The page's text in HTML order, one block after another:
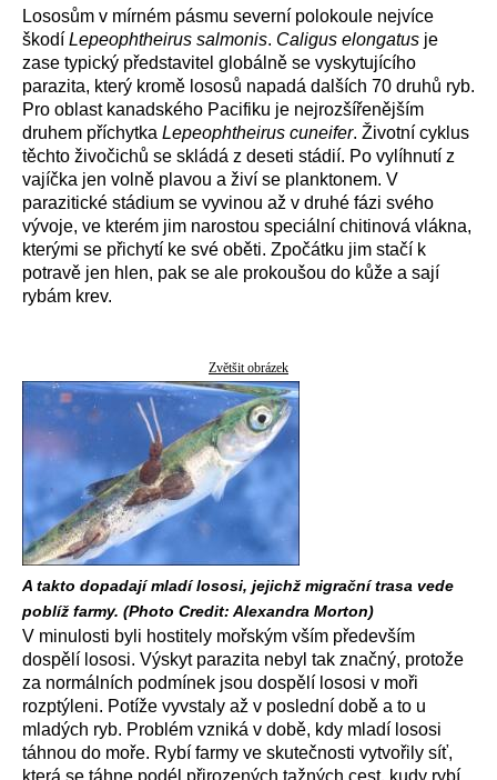
Lososům v mírném pásmu severní polokoule nejvíce
škodí Lepeophtheirus salmonis. Caligus elongatus je
zase typický představitel globálně se vyskytujícího
parazita, který kromě lososů napadá dalších 70 druhů ryb.
Pro oblast kanadského Pacifiku je nejrozšířenějším
druhem příchytka Lepeophtheirus cuneifer. Životní cyklus
těchto živočichů se skládá z deseti stádií. Po vylíhnutí z
vajíčka jen volně plavou a živí se planktonem. V
parazitické stádium se vyvinou až v druhé fázi svého
vývoje, ve kterém jim narostou speciální chitinová vlákna,
kterými se přichytí ke své oběti. Zpočátku jim stačí k
potravě jen hlen, pak se ale prokoušou do kůže a sají
rybám krev.
Zvětšit obrázek
A takto dopadají mladí lososi, jejichž migrační trasa vede
poblíž farmy. (Photo Credit: Alexandra Morton)
V minulosti byli hostitely mořským vším především
dospělí lososi. Výskyt parazita nebyl tak značný, protože
za normálních podmínek jsou dospělí lososi v moři
rozptýleni. Potíže vyvstaly až v poslední době a to u
mladých ryb. Problém vzniká v době, kdy mladí lososi
táhnou do moře. Rybí farmy ve skutečnosti vytvořily síť,
která se táhne podél přirozených tažných cest, kudy rybí